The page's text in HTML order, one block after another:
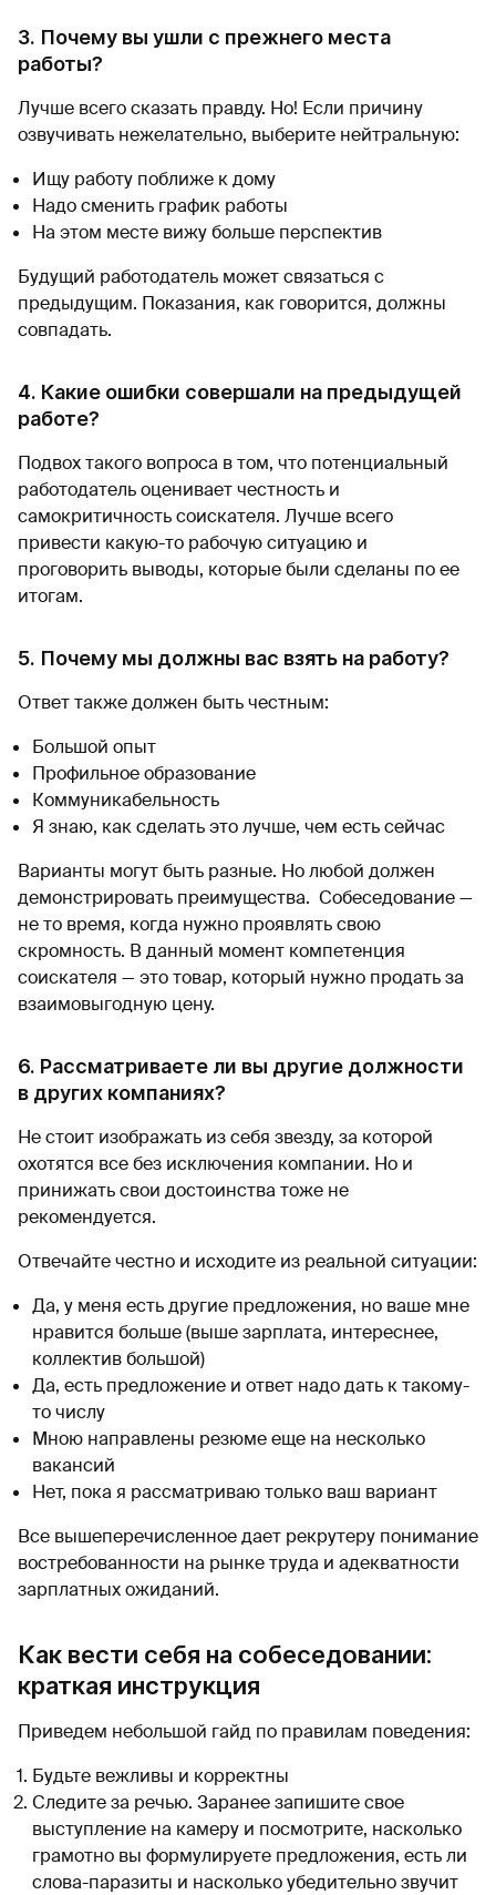
3. Почему вы ушли с прежнего места
работы?
Лучше всего сказать правду. Но! Если причину
озвучивать нежелательно, выберите нейтральную:
Ищу работу поближе к дому
Надо сменить график работы
На этом месте вижу больше перспектив
Будущий работодатель может связаться с
предыдущим. Показания, как говорится, должны
совпадать.
4. Какие ошибки совершали на предыдущей
работе?
Подвох такого вопроса в том, что потенциальный
работодатель оценивает честность и
самокритичность соискателя. Лучше всего
привести какую-то рабочую ситуацию и
проговорить выводы, которые были сделаны по ее
итогам.
5. Почему мы должны вас взять на работу?
Ответ также должен быть честным:
Большой опыт
Профильное образование
Коммуникабельность
Я знаю, как сделать это лучше, чем есть сейчас
Варианты могут быть разные. Но любой должен
демонстрировать преимущества. Собеседование —
не то время, когда нужно проявлять свою
скромность. В данный момент компетенция
соискателя — это товар, который нужно продать за
взаимовыгодную цену.
6. Рассматриваете ли вы другие должности
в других компаниях?
Не стоит изображать из себя звезду, за которой
охотятся все без исключения компании. Но и
принижать свои достоинства тоже не
рекомендуется.
Отвечайте честно и исходите из реальной ситуации:
Да, у меня есть другие предложения, но ваше мне
нравится больше (выше зарплата, интереснее,
коллектив большой)
Да, есть предложение и ответ надо дать к такому-
то числу
Мною направлены резюме еще на несколько
вакансий
Нет, пока я рассматриваю только ваш вариант
Все вышеперечисленное дает рекрутеру понимание
востребованности на рынке труда и адекватности
зарплатных ожиданий.
Как вести себя на собеседовании:
краткая инструкция
Приведем небольшой гайд по правилам поведения:
Будьте вежливы и корректны
Следите за речью. Заранее запишите свое
выступление на камеру и посмотрите, насколько
грамотно вы формулируете предложения, есть ли
слова-паразиты и насколько убедительно звучит